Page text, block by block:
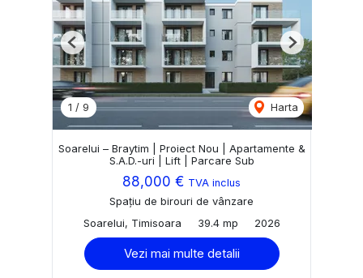
1 / 9 Harta
Previous Next
Soarelui – Braytim | Proiect Nou | Apartamente &
S.A.D.-uri | Lift | Parcare Sub
88,000 € TVA inclus
Spațiu de birouri de vânzare
Soarelui, Timisoara
39.4 mp 2026
Vezi mai multe detalii